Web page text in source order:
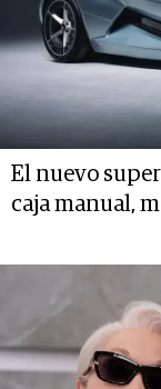
El nuevo
caja manual,